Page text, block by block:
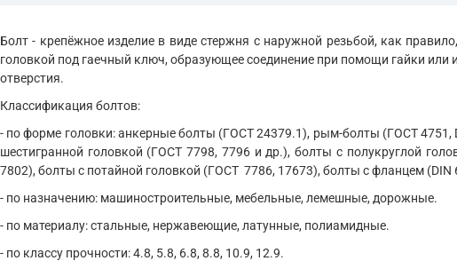
Болт - крепёжное изделие в виде стержня с наружной резьбой, как
головкой под гаечный ключ, образующее соединение при помощи гайки или
отверстия.
Классификация болтов:
- по форме головки: анкерные болты (ГОСТ 24379.1), рым-болты (ГОСТ 4751,
шестигранной головкой (ГОСТ 7798, 7796 и др.), болты с полукруглой
7802), болты с потайной головкой (ГОСТ 7786, 17673), болты с фланцем (DIN
- по назначению: машиностроительные, мебельные, лемешные, дорожные.
- по материалу: стальные, нержавеющие, латунные, полиамидные.
- по классу прочности: 4.8, 5.8, 6.8, 8.8, 10.9, 12.9.